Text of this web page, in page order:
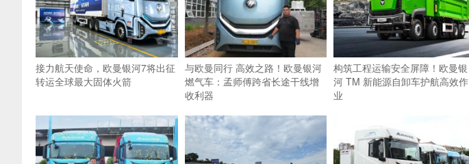
接力航天使命，欧曼银河7将出征
转运全球最大固体火箭
与欧曼同行 高效之路！欧曼银河
燃气车：孟师傅跨省长途干线增
收利器
构筑工程运输安全屏障！欧曼银
河 TM 新能源自卸车护航高效作
业